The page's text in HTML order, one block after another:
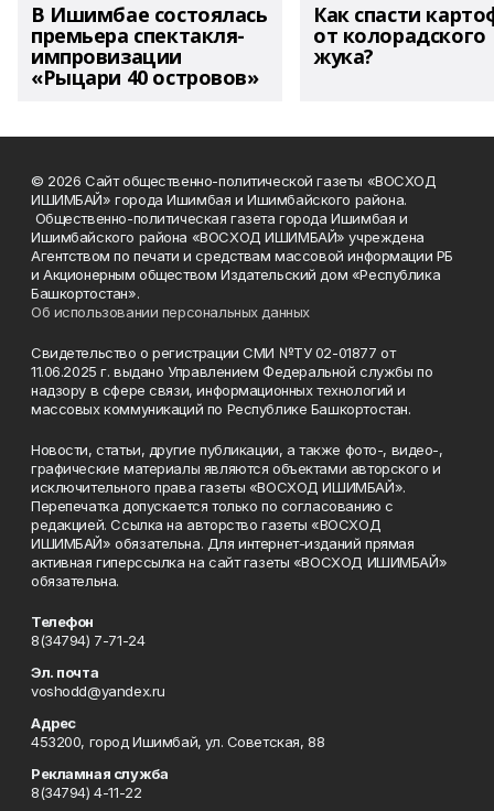
В Ишимбае состоялась
премьера спектакля-
импровизации
«Рыцари 40 островов»
Как спасти
от колорадского
жука?
© 2026 Сайт общественно-политической газеты «ВОСХОД
ИШИМБАЙ» города Ишимбая и Ишимбайского района.
Общественно-политическая газета города Ишимбая и
Ишимбайского района «ВОСХОД ИШИМБАЙ» учреждена
Агентством по печати и средствам массовой информации РБ
и Акционерным обществом Издательский дом «Республика
Башкортостан».
Об использовании персональных данных
Свидетельство о регистрации СМИ №ТУ 02-01877 от
11.06.2025 г. выдано Управлением Федеральной службы по
надзору в сфере связи, информационных технологий и
массовых коммуникаций по Республике Башкортостан.
Новости, статьи, другие публикации, а также фото-, видео-,
графические материалы являются объектами авторского и
исключительного права газеты «ВОСХОД ИШИМБАЙ».
Перепечатка допускается только по согласованию с
редакцией. Ссылка на авторство газеты «ВОСХОД
ИШИМБАЙ» обязательна. Для интернет-изданий прямая
активная гиперссылка на сайт газеты «ВОСХОД ИШИМБАЙ»
обязательна.
Телефон
8(34794) 7-71-24
Эл. почта
voshodd@yandex.ru
Адрес
453200, город Ишимбай, ул. Советская, 88
Рекламная служба
8(34794) 4-11-22